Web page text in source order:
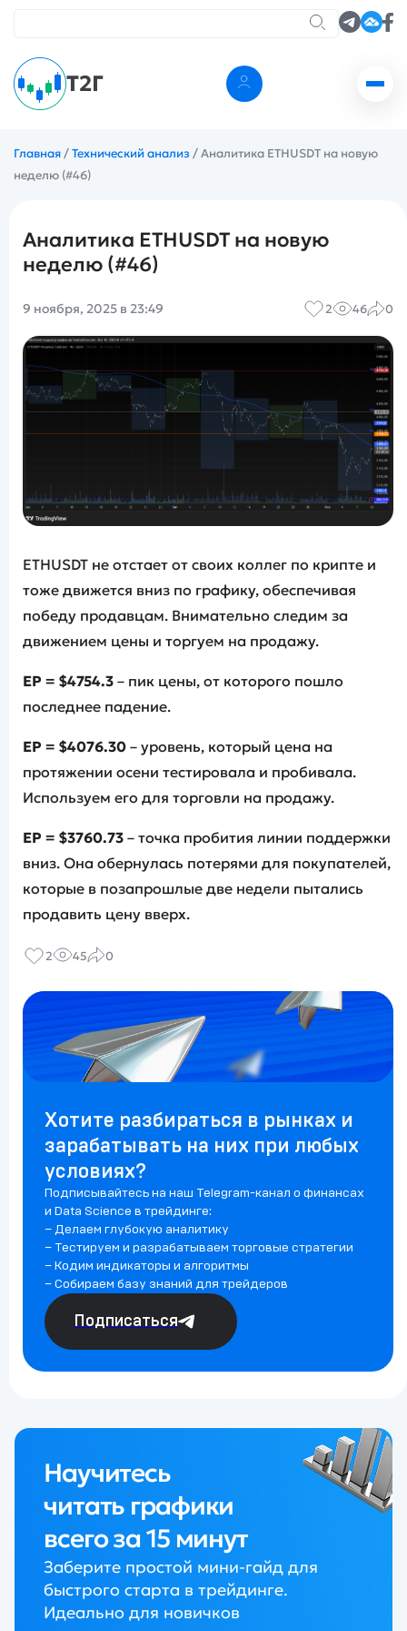
Т2Г
Главная/Технический анализ /Аналитика ETHUSDT на новую
неделю (#46)
Аналитика ETHUSDT на новую
неделю (#46)
9 ноября, 2025 в 23:49 2 46 0
ETHUSDT не отстает от своих коллег по крипте и
тоже движется вниз по графику, обеспечивая
победу продавцам. Внимательно следим за
движением цены и торгуем на продажу.
EP = $4754.3 – пик цены, от которого пошло
последнее падение.
EP = $4076.30 – уровень, который цена на
протяжении осени тестировала и пробивала.
Используем его для торговли на продажу.
EP = $3760.73 – точка пробития линии поддержки
вниз. Она обернулась потерями для покупателей,
которые в позапрошлые две недели пытались
продавить цену вверх.
2 45 0
Хотите разбираться в рынках и
зарабатывать на них при любых
условиях?
Подписывайтесь на наш Telegram-канал о финансах
и Data Science в трейдинге:
– Делаем глубокую аналитику
– Тестируем и разрабатываем торговые стратегии
– Кодим индикаторы и алгоритмы
– Собираем базу знаний для трейдеров
Подписаться
Научитесь
читать графики
всего за 15 минут
Заберите простой мини-гайд для
быстрого старта в трейдинге.
Идеально для новичков